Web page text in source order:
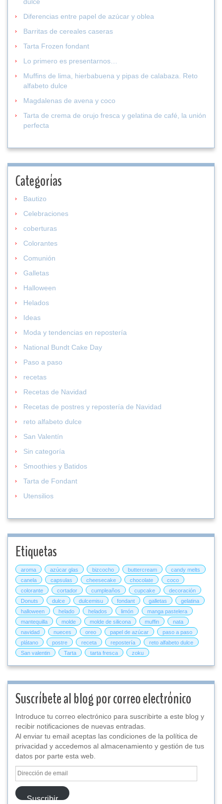
Diferencias entre papel de azúcar y oblea
Barritas de cereales caseras
Tarta Frozen fondant
Lo primero es presentarnos…
Muffins de lima, hierbabuena y pipas de calabaza. Reto
alfabeto dulce
Magdalenas de avena y coco
Tarta de crema de orujo fresca y gelatina de café, la unión
perfecta
Categorías
Bautizo
Celebraciones
coberturas
Colorantes
Comunión
Galletas
Halloween
Helados
Ideas
Moda y tendencias en repostería
National Bundt Cake Day
Paso a paso
recetas
Recetas de Navidad
Recetas de postres y repostería de Navidad
reto alfabeto dulce
San Valentín
Sin categoría
Smoothies y Batidos
Tarta de Fondant
Utensilios
Etiquetas
aroma azúcar glas bizcocho buttercream
candy melts
canela
capsulas cheesecake chocolate
coco
colorante
cortador cumpleaños cupcake
decoración
Donuts
dulce dulcemisu fondant galletas
gelatina
halloween
helado helados limón
manga pastelera
mantequilla
molde molde de silicona muffin
nata
navidad
nueces oreo papel de azúcar
paso a paso
plátano
postre receta repostería
reto alfabeto dulce
San valentin
Tarta tarta fresca zoku
Suscríbete al blog por correo electrónico
Introduce tu correo electrónico para suscribirte a este blog y
recibir notificaciones de nuevas entradas.
Al enviar tu email aceptas las condiciones de la política de
privacidad y accedemos al almacenamiento y gestión de tus
datos por parte esta web.
Dirección
de
email
Suscribir